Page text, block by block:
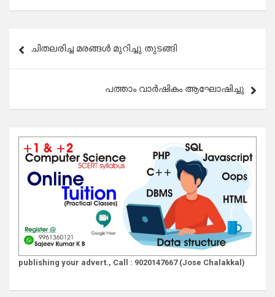
navigation
ചിതലരിച്ച മരങ്ങൾ മുറിച്ചു തുടങ്ങി
പത്താം വാർഷികം ആഘോഷിച്ചു
publishing your advert., Call : 9020147667 (Jose Chalakkal)